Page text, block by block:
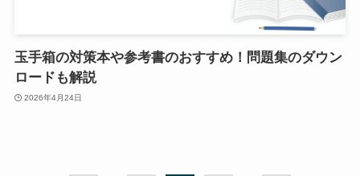
玉手箱の対策本や参考書のおすすめ！問題集のダウン
ロードも解説
2026年4月24日